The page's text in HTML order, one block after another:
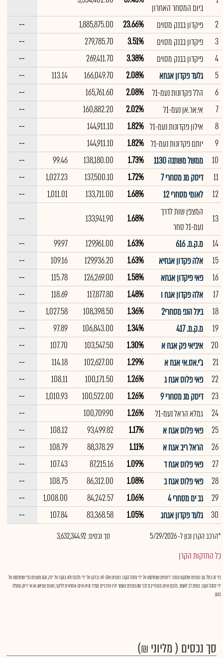
ביום המסחר האחרון
2
פיקדון בבנק מסוים 23.66%
1,885,875.00
--
3
פיקדון בבנק מסוים 3.51%
279,785.70
--
4
פיקדון בבנק מסוים 3.38%
269,411.70
--
5
גלעד פקדון אגחא 2.08%
166,049.70
113.14
--
6
הלל פקדונות נעמ-1ל 2.08%
165,761.60
--
7
אי.אר.אן נעמ-1ל 2.02%
160,882.20
--
8
אילון פקדונות נעמ-1ל 1.82%
144,911.10
--
9
יותם פקדונות נעמ-1ל 1.82%
144,911.10
--
10
ממשל משתנה 1130 1.73%
138,180.00
99.46
--
11
דיסק מנ מסחרי 7 1.72%
137,500.10
1,027.23
--
12
לאומי מסחרי 12 1.68%
133,711.00
1,011.01
--
13
המצפן שות לדרך
נעמ-1ל סחר
1.68%
133,941.90
--
14
מ.ק.מ. 616 1.63%
129,961.00
99.97
--
15
אלה פקדון אגחיא 1.63%
129,936.20
109.16
--
16
פאי פיקדון אגחא 1.58%
126,269.00
115.78
--
17
אלה פקדון אגח ו 1.48%
117,877.80
118.69
--
18
בינל הנפ מסחרי2 1.36%
108,398.50
1,027.58
--
19
מ.ק.מ. 417 1.34%
106,843.00
97.89
--
20
איביאי פק אגח א 1.30%
103,547.50
107.70
--
21
ג'י.אס.אי אגח א 1.29%
102,627.00
114.18
--
22
פאי פלוס אגח ג 1.26%
100,171.50
108.11
--
23
דיסק מנ מסחרי 9 1.26%
100,522.00
1,010.93
--
24
גמלא הראל נעמ-1ל 1.26%
100,709.90
--
25
פאי פלוס אגח א 1.17%
93,499.82
108.12
--
26
הראל ריב אגח א 1.11%
88,378.29
108.79
--
27
פאי פלוס אגח ד 1.09%
87,215.16
107.43
--
28
פאי פלוס אגח ב 1.08%
86,312.00
108.75
--
29
גב ים מסחרי 4 1.06%
84,242.57
1,008.00
--
30
גלעד פקדון אגחג 1.05%
83,368.58
107.84
--
*הרכב הקרן נכון ל- 5/29/2026 סך נכסים: 3,632,344.92
כל החזקות הקרן
דף זה כולל גם נתונים שלוקטו מתוך דיווחים שפורסמו על ידי מנהל הקרן. נתונים אלה לא נבדקו על ידי גלובס ולא בוקרו על ידה, והם מוצגים כפי שפורסמו על
ידי מנהל הקרן. בשים לב לאמור, גלובס אינה מתחייבת לכך שהנתונים כאמור יהיו עדכניים תמיד והיא אינה אחראית לליקוי, טעות שגיאה או אי דיוק שנפלו
בהם.
סך נכסים ( מליוני ₪)